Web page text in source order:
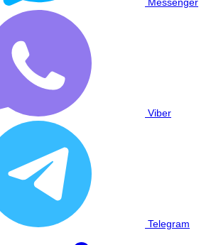
Messenger
Viber
Telegram